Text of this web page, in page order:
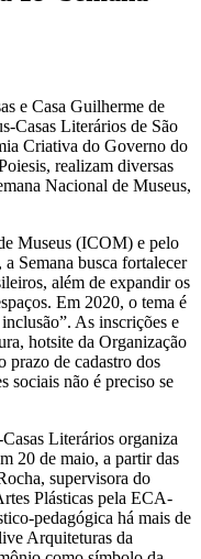
e Casa Guilherme de
Casas Literários de São
Criativa do Governo do
realizam diversas
Nacional de Museus,
Museus (ICOM) e pelo
Semana busca fortalecer
além de expandir os
Em 2020, o tema é
As inscrições e
hotsite da Organização
prazo de cadastro dos
sociais não é preciso se
Literários organiza
20 de maio, a partir das
supervisora do
Plásticas pela ECA-
pedagógica há mais de
Arquiteturas da